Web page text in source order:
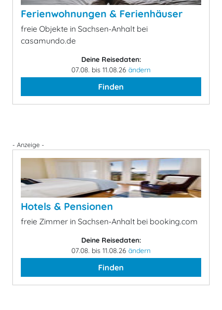
Ferienwohnungen & Ferienhäuser
freie Objekte in Sachsen-Anhalt bei
casamundo.de
Deine Reisedaten:
07.08. bis 11.08.26 ändern
Finden
- Anzeige -
Hotels & Pensionen
freie Zimmer in Sachsen-Anhalt bei booking.com
Deine Reisedaten:
07.08. bis 11.08.26 ändern
Finden